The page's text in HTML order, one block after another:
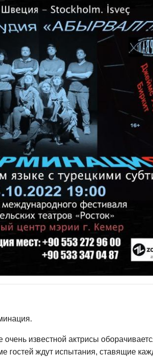
известной актрисы
гостей ждут испытания, ставящие